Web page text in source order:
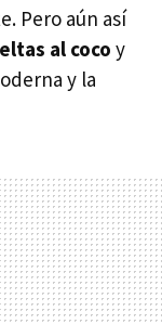
Pero aún así
al coco y
y la